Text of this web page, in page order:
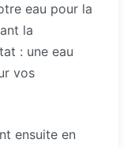
eau pour la
la
: une eau
vos
ensuite en